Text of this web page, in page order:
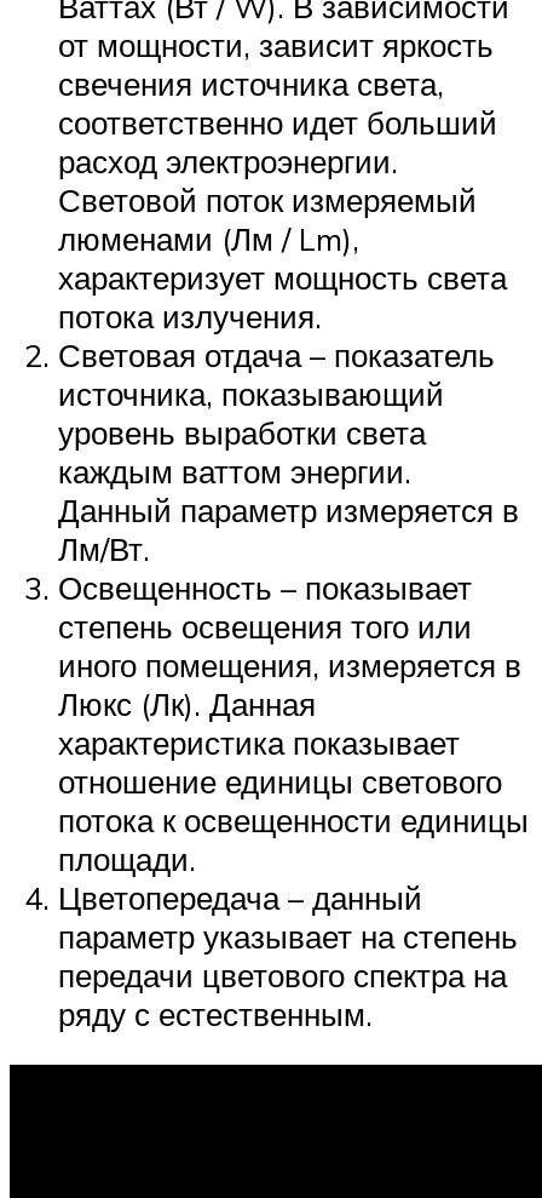
от мощности, зависит яркость
свечения источника света,
соответственно идет больший
расход электроэнергии.
Световой поток измеряемый
люменами (Лм / Lm),
характеризует мощность света
потока излучения.
Световая отдача – показатель
источника, показывающий
уровень выработки света
каждым ваттом энергии.
Данный параметр измеряется в
Лм/Вт.
Освещенность – показывает
степень освещения того или
иного помещения, измеряется в
Люкс (Лк). Данная
характеристика показывает
отношение единицы светового
потока к освещенности единицы
площади.
Цветопередача – данный
параметр указывает на степень
передачи цветового спектра на
ряду с естественным.